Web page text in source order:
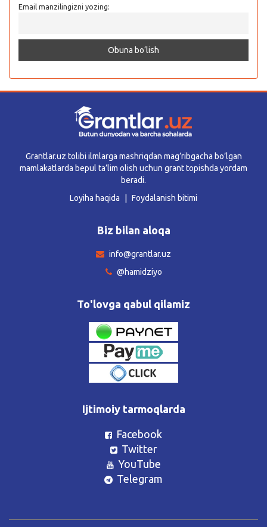
Email manzilingizni yozing:
Grantlar.uz tolibi ilmlarga mashriqdan mag’ribgacha bo’lgan
mamlakatlarda bepul ta’lim olish uchun grant topishda yordam
beradi.
Loyiha haqida
Foydalanish bitimi
Biz bilan aloqa
info@grantlar.uz
@hamidziyo
To'lovga qabul qilamiz
Ijtimoiy tarmoqlarda
Facebook
Twitter
YouTube
Telegram